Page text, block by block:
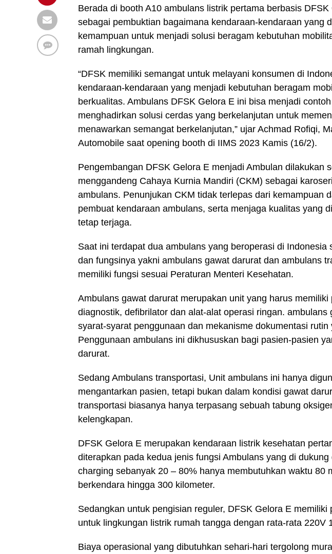
Berada di booth A10 ambulans listrik pertama berbasis
sebagai pembuktian bagaimana kendaraan-kendaraan yang
kemampuan untuk menjadi solusi beragam kebutuhan
ramah lingkungan.
“DFSK memiliki semangat untuk melayani konsumen di
kendaraan-kendaraan yang menjadi kebutuhan beragam
berkualitas. Ambulans DFSK Gelora E ini bisa menjadi
menghadirkan solusi cerdas yang berkelanjutan untuk
menawarkan semangat berkelanjutan,” ujar Achmad Rofiqi,
Automobile saat opening booth di IIMS 2023 Kamis (16/2).
Pengembangan DFSK Gelora E menjadi Ambulan dilakukan
menggandeng Cahaya Kurnia Mandiri (CKM) sebagai
ambulans. Penunjukan CKM tidak terlepas dari kemampuan
pembuat kendaraan ambulans, serta menjaga kualitas yang
tetap terjaga.
Saat ini terdapat dua ambulans yang beroperasi di Indonesia
dan fungsinya yakni ambulans gawat darurat dan ambulans
memiliki fungsi sesuai Peraturan Menteri Kesehatan.
Ambulans gawat darurat merupakan unit yang harus
diagnostik, defibrilator dan alat-alat operasi ringan. ambulans
syarat-syarat penggunaan dan mekanisme dokumentasi
Penggunaan ambulans ini dikhususkan bagi pasien-pasien
darurat.
Sedang Ambulans transportasi, Unit ambulans ini hanya
mengantarkan pasien, tetapi bukan dalam kondisi gawat
transportasi biasanya hanya terpasang sebuah tabung
kelengkapan.
DFSK Gelora E merupakan kendaraan listrik kesehatan
diterapkan pada kedua jenis fungsi Ambulans yang di
charging sebanyak 20 – 80% hanya membutuhkan waktu 80
berkendara hingga 300 kilometer.
Sedangkan untuk pengisian reguler, DFSK Gelora E
untuk lingkungan listrik rumah tangga dengan rata-rata 220V
Biaya operasional yang dibutuhkan sehari-hari tergolong